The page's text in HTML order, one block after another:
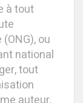
à tout
ou
national
tout